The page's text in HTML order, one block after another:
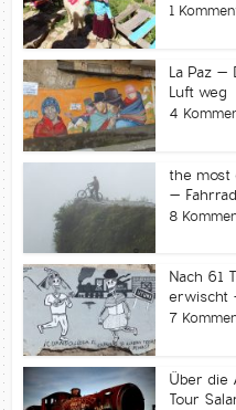
1
La Paz –
Luft weg
4
the most
–
8
Nach 61
erwischt
7
Über die
Tour